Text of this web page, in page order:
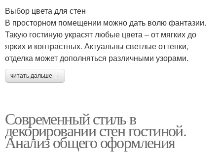
Выбор цвета для стен
В просторном помещении можно дать волю фантазии.
Такую гостиную украсят любые цвета – от мягких до
ярких и контрастных. Актуальны светлые оттенки,
отделка может дополняться различными узорами.
читать дальше →
Современный стиль в
декорировании стен гостиной.
Анализ общего оформления